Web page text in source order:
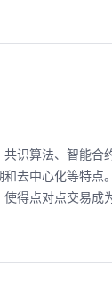
识算法、智能合
去中心化等特点
得点对点交易成